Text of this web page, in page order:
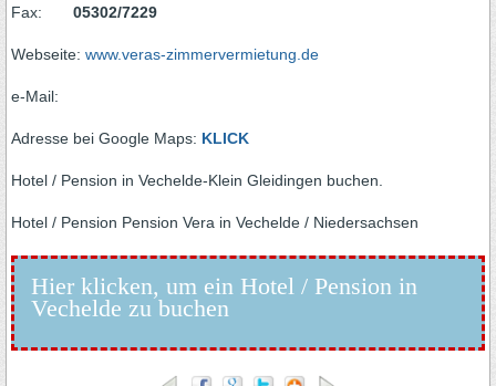
Fax: 05302/7229
Webseite: www.veras-zimmervermietung.de
e-Mail:
Adresse bei Google Maps: KLICK
Hotel / Pension in Vechelde-Klein Gleidingen buchen.
Hotel / Pension Pension Vera in Vechelde / Niedersachsen
Hier klicken, um ein Hotel / Pension in
Vechelde zu buchen